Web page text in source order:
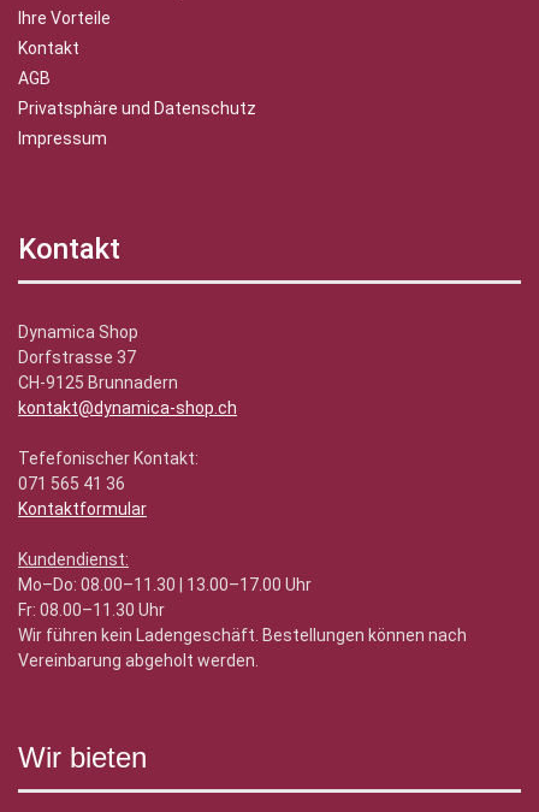
Ihre Vorteile
Kontakt
AGB
Privatsphäre und Datenschutz
Impressum
Kontakt
Dynamica Shop
Dorfstrasse 37
CH-9125 Brunnadern
kontakt@dynamica-shop.ch
Tefefonischer Kontakt:
071 565 41 36
Kontaktformular
Kundendienst:
Mo–Do: 08.00–11.30 | 13.00–17.00 Uhr
Fr: 08.00–11.30 Uhr
Wir führen kein Ladengeschäft. Bestellungen können nach
Vereinbarung abgeholt werden.
Wir bieten